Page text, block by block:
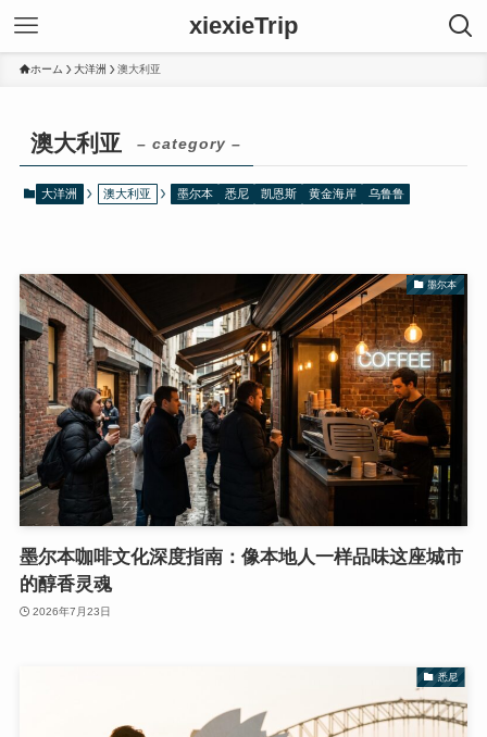
xiexieTrip
ホーム 大洋洲 澳大利亚
澳大利亚 – category –
大洋洲 澳大利亚 墨尔本 悉尼 凯恩斯 黄金海岸 乌鲁鲁
墨尔本
墨尔本咖啡文化深度指南：像本地人一样品味这座城市
的醇香灵魂
2026年7月23日
悉尼